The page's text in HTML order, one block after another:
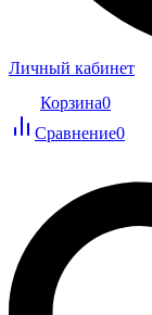
Личный кабинет
Корзина0
Сравнение0